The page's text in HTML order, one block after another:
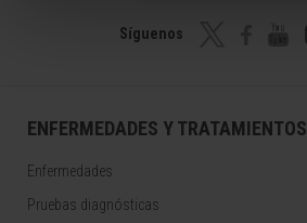
Síguenos
ENFERMEDADES Y TRATAMIENTOS
Enfermedades
Pruebas diagnósticas